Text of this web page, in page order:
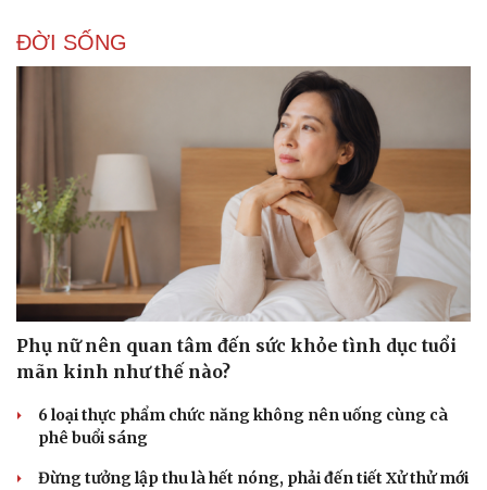
Âm nhạc
Di sản
Giải trí
Nghệ sĩ
Thời trang
Sao Việt
ĐỜI SỐNG
Phụ nữ nên quan tâm đến sức khỏe tình dục tuổi
mãn kinh như thế nào?
6 loại thực phẩm chức năng không nên uống cùng cà
phê buổi sáng
Đừng tưởng lập thu là hết nóng, phải đến tiết Xử thử mới